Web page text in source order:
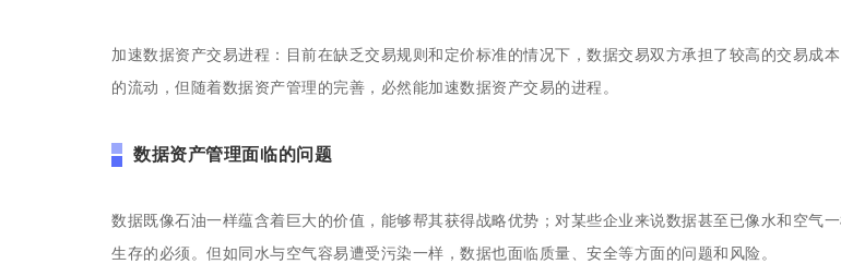
加速数据资产交易进程：目前在缺乏交易规则和定价标准的情况下，数据交易双方承担了较高的交易成
的流动，但随着数据资产管理的完善，必然能加速数据资产交易的进程。
数据资产管理面临的问题
数据既像石油一样蕴含着巨大的价值，能够帮其获得战略优势；对某些企业来说数据甚至已像水和空气
生存的必须。但如同水与空气容易遭受污染一样，数据也面临质量、安全等方面的问题和风险。